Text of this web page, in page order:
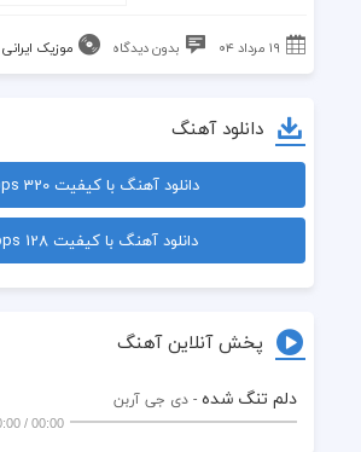
۱۹ مرداد ۰۴ بدون دیدگاه موزیک ایرانی
دانلود آهنگ
دانلود آهنگ با کیفیت 320 kbps
دانلود آهنگ با کیفیت 128 kbps
پخش آنلاین آهنگ
دلم تنگ شده - دی جی آربن
00:00
/